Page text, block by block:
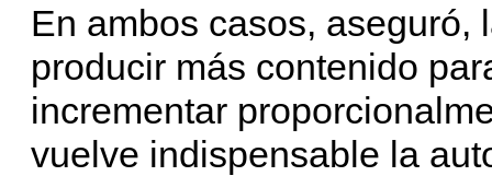
En ambos casos, aseguró,
producir más contenido
incrementar
vuelve indispensable la